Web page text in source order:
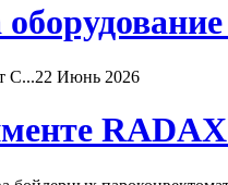
С...22 Июнь 2026